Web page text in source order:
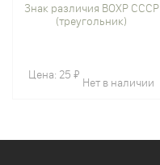
Знак различия ВОХР СССР
(треугольник)
Цена: 25 ₽
Нет в наличии